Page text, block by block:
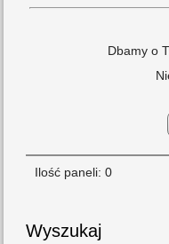
Dbamy o
Ilość paneli: 0
Wyszukaj